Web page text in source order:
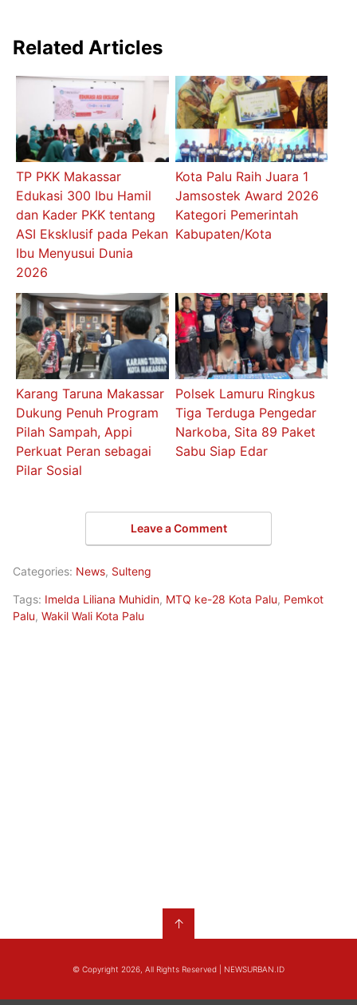
Related Articles
TP PKK Makassar
Edukasi 300 Ibu Hamil
dan Kader PKK tentang
ASI Eksklusif pada Pekan
Ibu Menyusui Dunia
2026
Kota Palu Raih Juara 1
Jamsostek Award 2026
Kategori Pemerintah
Kabupaten/Kota
Karang Taruna Makassar
Dukung Penuh Program
Pilah Sampah, Appi
Perkuat Peran sebagai
Pilar Sosial
Polsek Lamuru Ringkus
Tiga Terduga Pengedar
Narkoba, Sita 89 Paket
Sabu Siap Edar
Leave a Comment
Categories: News, Sulteng
Tags: Imelda Liliana Muhidin, MTQ ke-28 Kota Palu, Pemkot
Palu, Wakil Wali Kota Palu
↑
© Copyright 2026, All Rights Reserved | NEWSURBAN.ID